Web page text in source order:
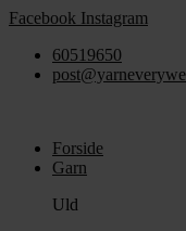
Videre
indhold
Facebook Instagram
60519650
Forside
Garn
Uld